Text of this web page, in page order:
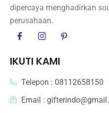
dipercaya menghadirkan
perusahaan.
IKUTI KAMI
Telepon : 08112658150
Email :